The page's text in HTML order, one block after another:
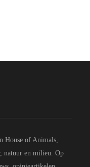
House of Animals,
natuur en milieu. Op